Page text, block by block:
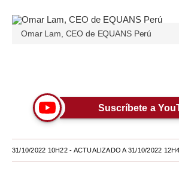
Opinión
Tendencias
Lujo
Viajes
Omar Lam, CEO de EQUANS Perú
Suscríbete a
31/10/2022 10H22- ACTUALIZADO A 31/10/2022